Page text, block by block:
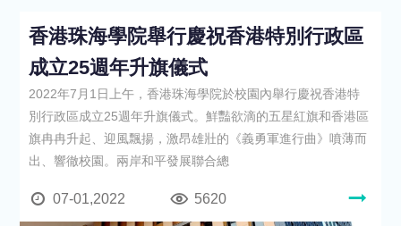
香港珠海學院舉行慶祝香港特別行政區
成立25週年升旗儀式
2022年7月1日上午，香港珠海學院於校園內舉行慶祝香港特
別行政區成立25週年升旗儀式。鮮豔欲滴的五星紅旗和香港區
旗冉冉升起、迎風飄揚，激昂雄壯的《義勇軍進行曲》噴薄而
出、響徹校園。兩岸和平發展聯合總
07-01,2022 5620